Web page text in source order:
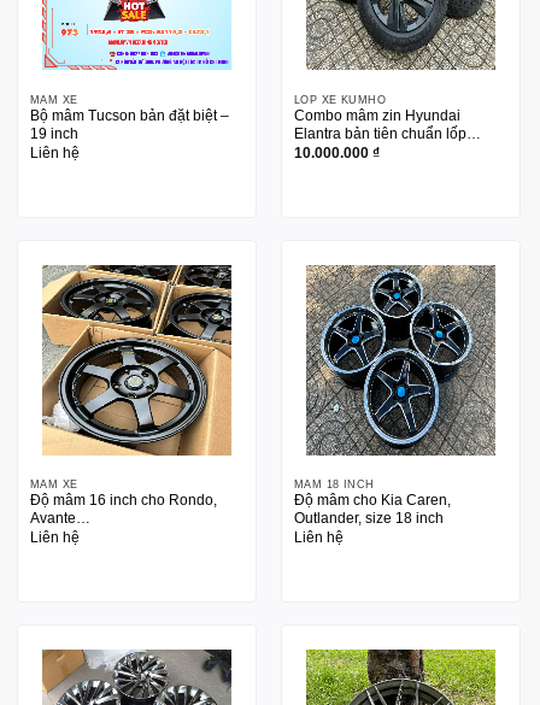
MÂM XE
Bộ mâm Tucson bản đặt biệt –
19 inch
Liên hệ
LỐP XE KUMHO
Combo mâm zin Hyundai
Elantra bản tiên chuẩn lốp
Kumho 205/55R16
10.000.000 ₫
MÂM XE
Độ mâm 16 inch cho Rondo,
Avante…
Liên hệ
MÂM 18 INCH
Độ mâm cho Kia Caren,
Outlander, size 18 inch
Liên hệ